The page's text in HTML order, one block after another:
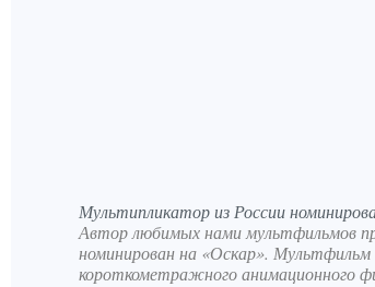
Мультипликатор из России
Автор любимых нами мультфильмов
номинирован на «Оскар». Мультфильм
короткометражного анимационного